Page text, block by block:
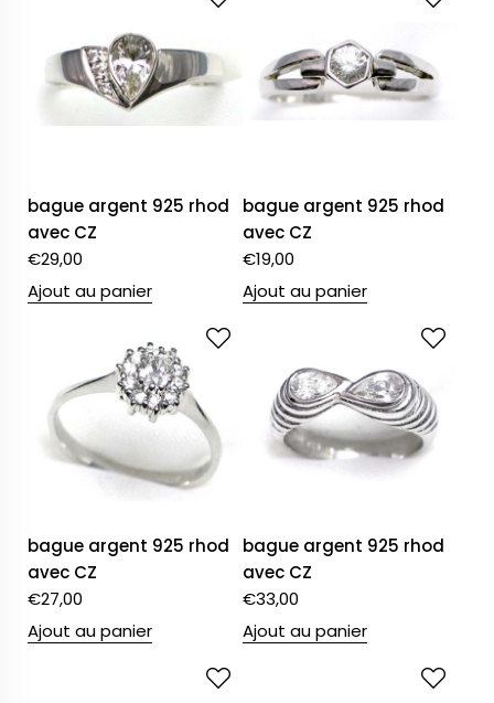
bague argent 925 rhod
avec CZ
€29,00
Ajout au panier
bague argent 925 rhod
avec CZ
€19,00
Ajout au panier
bague argent 925 rhod
avec CZ
€27,00
Ajout au panier
bague argent 925 rhod
avec CZ
€33,00
Ajout au panier